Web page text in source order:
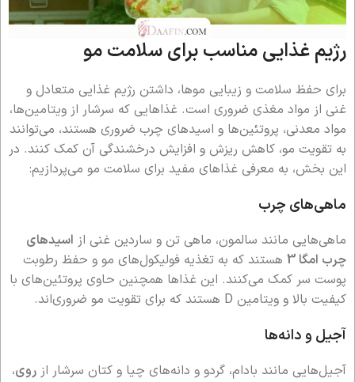
رژیم غذایی مناسب برای سلامت مو
برای حفظ سلامت و زیبایی موها، داشتن رژیم غذایی متعادل و
غنی از مواد مغذی ضروری است. غذاهایی که سرشار از ویتامین‌ها،
مواد معدنی، پروتئین‌ها و اسیدهای چرب ضروری هستند، می‌توانند
به تقویت مو، کاهش ریزش و افزایش درخشندگی آن کمک کنند. در
این بخش، به معرفی غذاهای مفید برای سلامت مو می‌پردازیم:
ماهی‌های چرب
ماهی‌هایی مانند سالمون، ماهی تن و ساردین غنی از اسیدهای
چرب امگا 3
هستند که به تغذیه فولیکول‌های مو و حفظ رطوبت
پوست سر کمک می‌کنند. این غذاها همچنین حاوی پروتئین‌های با
کیفیت بالا و ویتامین D هستند که برای تقویت مو ضروری‌اند.
آجیل و دانه‌ها
آجیل‌هایی مانند بادام، گردو و دانه‌های چیا و کتان سرشار از روی،